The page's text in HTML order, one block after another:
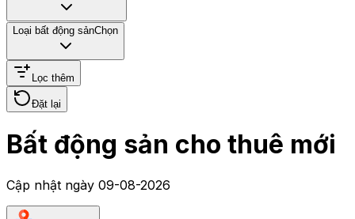
Loại bất động sảnChọn
Lọc thêm
Đặt lại
Bất động sản cho thuê mới
Cập nhật ngày 09-08-2026